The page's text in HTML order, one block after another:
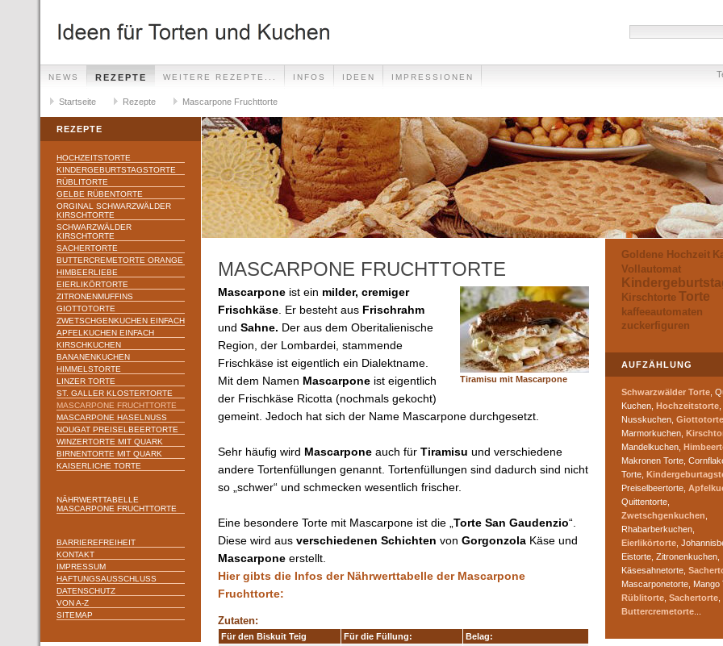
NEWS REZEPTE WEITERE REZEPTE... INFOS IDEEN IMPRESSIONEN
Startseite Rezepte Mascarpone Fruchttorte
REZEPTE
HOCHZEITSTORTE
KINDERGEBURTSTAGSTORTE
RÜBLITORTE
GELBE RÜBENTORTE
ORGINAL SCHWARZWÄLDER
KIRSCHTORTE
SCHWARZWÄLDER
KIRSCHTORTE
SACHERTORTE
BUTTERCREMETORTE ORANGE
HIMBEERLIEBE
EIERLIKÖRTORTE
ZITRONENMUFFINS
GIOTTOTORTE
ZWETSCHGENKUCHEN EINFACH
APFELKUCHEN EINFACH
KIRSCHKUCHEN
BANANENKUCHEN
HIMMELSTORTE
LINZER TORTE
ST. GALLER KLOSTERTORTE
MASCARPONE FRUCHTTORTE
MASCARPONE HASELNUSS
NOUGAT PREISELBEERTORTE
WINZERTORTE MIT QUARK
BIRNENTORTE MIT QUARK
KAISERLICHE TORTE
NÄHRWERTTABELLE
MASCARPONE FRUCHTTORTE
BARRIEREFREIHEIT
KONTAKT
IMPRESSUM
HAFTUNGSAUSSCHLUSS
DATENSCHUTZ
VON A-Z
SITEMAP
MASCARPONE FRUCHTTORTE
Tiramisu mit Mascarpone
Mascarpone ist ein milder, cremiger
Frischkäse. Er besteht aus Frischrahm
und Sahne. Der aus dem Oberitalienische
Region, der Lombardei, stammende
Frischkäse ist eigentlich ein Dialektname.
Mit dem Namen Mascarpone ist eigentlich
der Frischkäse Ricotta (nochmals gekocht)
gemeint. Jedoch hat sich der Name Mascarpone durchgesetzt.
Sehr häufig wird Mascarpone auch für Tiramisu und verschiedene
andere Tortenfüllungen genannt. Tortenfüllungen sind dadurch sind nicht
so „schwer“ und schmecken wesentlich frischer.
Eine besondere Torte mit Mascarpone ist die „Torte San Gaudenzio“.
Diese wird aus verschiedenen Schichten von Gorgonzola Käse und
Mascarpone erstellt.
Hier gibts die Infos der Nährwerttabelle der Mascarpone
Fruchttorte:
Zutaten:
Für den Biskuit Teig Für die Füllung:
Belag:
Goldene Hochzeit
Vollautomat
Kirschtorte Torte
kaffeeautomaten
zuckerfiguren
AUFZÄHLUNG
Schwarzwälder Torte ,
Kuchen, Hochzeitstorte
Nusskuchen, Giottotorte
Marmorkuchen,
Mandelkuchen,
Makronen Torte,
Torte,
Preiselbeertorte,
Quittentorte,
Zwetschgenkuchen
Rhabarberkuchen,
Eierlikörtorte ,
Eistorte, Zitronenkuchen,
Käsesahnetorte,
Mascarponetorte, Mango
Rüblitorte Sachertorte
Buttercremetorte